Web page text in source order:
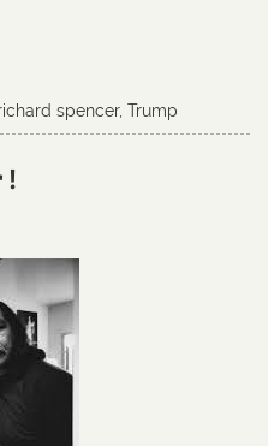
spencer,Trump
!